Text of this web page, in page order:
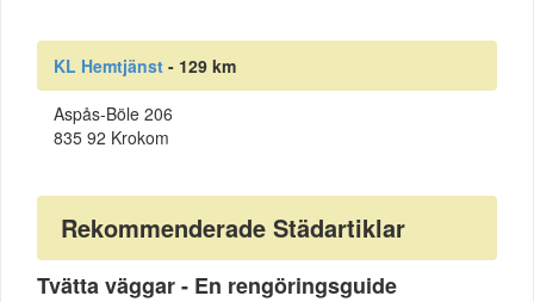
KL Hemtjänst - 129 km
Aspås-Böle 206
835 92 Krokom
Rekommenderade Städartiklar
Tvätta väggar - En rengöringsguide